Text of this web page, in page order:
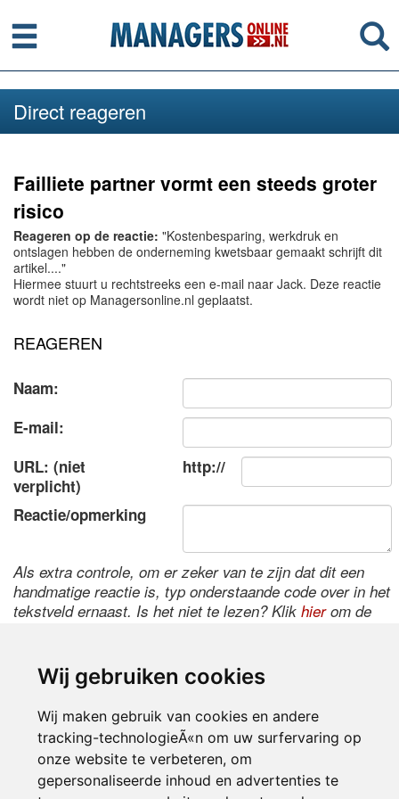
Wij gebruiken cookies
Wij maken gebruik van cookies en andere
tracking-technologieÃ«n om uw surfervaring op
onze website te verbeteren, om
gepersonaliseerde inhoud en advertenties te
Menu
Direct reageren
Failliete partner vormt een steeds groter
risico
Reageren op de reactie: "Kostenbesparing, werkdruk en
ontslagen hebben de onderneming kwetsbaar gemaakt schrijft dit
artikel...."
Hiermee stuurt u rechtstreeks een e-mail naar Jack. Deze reactie
wordt niet op Managersonline.nl geplaatst.
REAGEREN
Naam:
E-mail:
URL: (niet
verplicht)
http://
Reactie/opmerking
Als extra controle, om er zeker van te zijn dat dit een
handmatige reactie is, typ onderstaande code over in het
tekstveld ernaast. Is het niet te lezen? Klik hierom de